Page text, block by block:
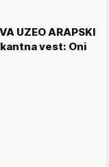
UZEO ARAPSKI
vest: Oni